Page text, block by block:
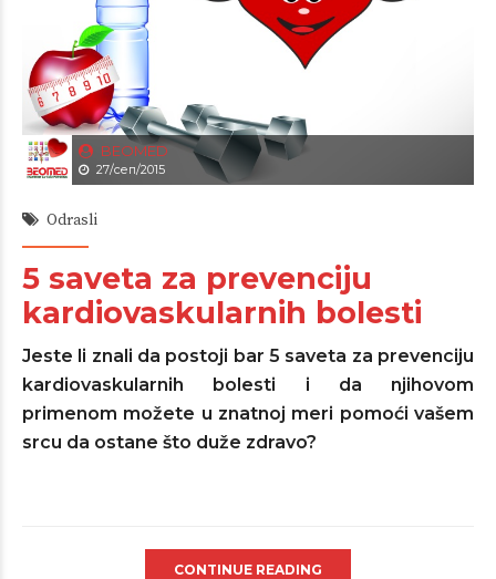
BEOMED
27/сеп/2015
Odrasli
5 saveta za prevenciju
kardiovaskularnih bolesti
Jeste li znali da postoji bar 5 saveta za prevenciju
kardiovaskularnih bolesti i da njihovom
primenom možete u znatnoj meri pomoći vašem
srcu da ostane što duže zdravo?
CONTINUE READING